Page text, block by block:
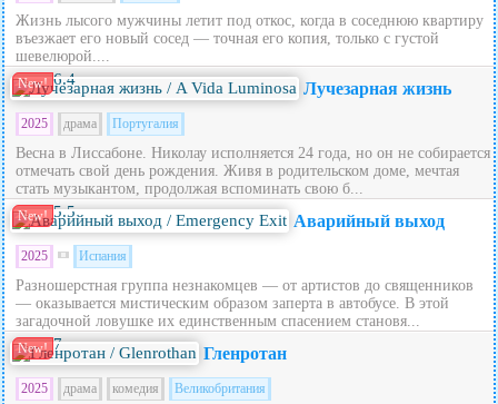
Жизнь лысого мужчины летит под откос, когда в соседнюю квартиру
въезжает его новый сосед — точная его копия, только с густой
шевелюрой....
New! 6.4 Лучезарная жизнь
2025 драма Португалия
Весна в Лиссабоне. Николау исполняется 24 года, но он не собирается
отмечать свой день рождения. Живя в родительском доме, мечтая
стать музыкантом, продолжая вспоминать свою б...
New! 5.5 Аварийный выход
2025 Испания
Разношерстная группа незнакомцев — от артистов до священников
— оказывается мистическим образом заперта в автобусе. В этой
загадочной ловушке их единственным спасением становя...
New! 7 Гленротан
2025 драма комедия Великобритания